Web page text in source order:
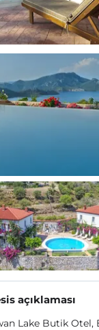
açıklaması
Lake Butik Otel,